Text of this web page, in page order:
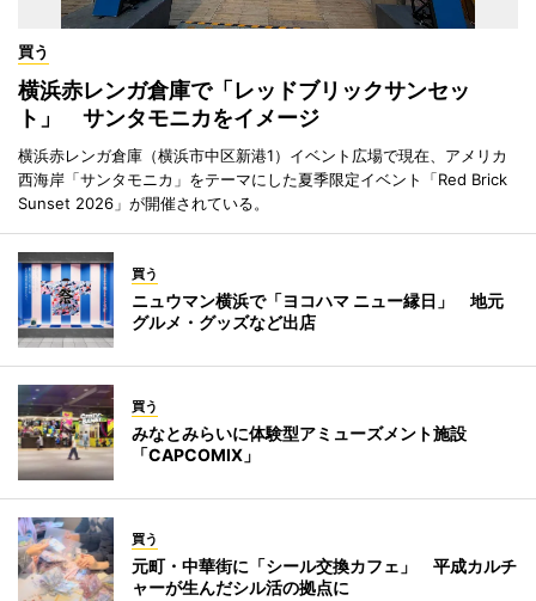
買う
横浜赤レンガ倉庫で「レッドブリックサンセッ
ト」 サンタモニカをイメージ
横浜赤レンガ倉庫（横浜市中区新港1）イベント広場で現在、アメリカ
西海岸「サンタモニカ」をテーマにした夏季限定イベント「Red Brick
Sunset 2026」が開催されている。
買う
ニュウマン横浜で「ヨコハマ ニュー縁日」 地元
グルメ・グッズなど出店
買う
みなとみらいに体験型アミューズメント施設
「CAPCOMIX」
買う
元町・中華街に「シール交換カフェ」 平成カルチ
ャーが生んだシル活の拠点に